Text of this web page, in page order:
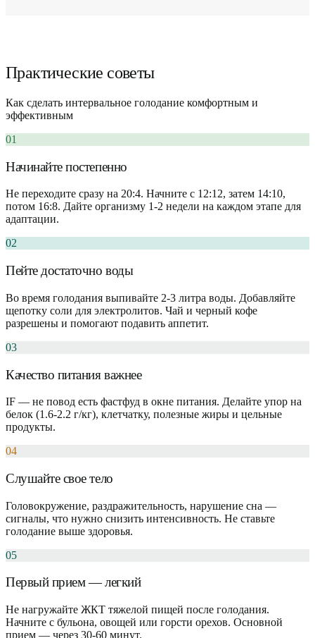
Практические советы
Как сделать интервальное голодание комфортным и
эффективным
01
Начинайте постепенно
Не переходите сразу на 20:4. Начните с 12:12, затем 14:10,
потом 16:8. Дайте организму 1-2 недели на каждом этапе для
адаптации.
02
Пейте достаточно воды
Во время голодания выпивайте 2-3 литра воды. Добавляйте
щепотку соли для электролитов. Чай и черный кофе
разрешены и помогают подавить аппетит.
03
Качество питания важнее
IF — не повод есть фастфуд в окне питания. Делайте упор на
белок (1.6-2.2 г/кг), клетчатку, полезные жиры и цельные
продукты.
04
Слушайте свое тело
Головокружение, раздражительность, нарушение сна —
сигналы, что нужно снизить интенсивность. Не ставьте
голодание выше здоровья.
05
Первый прием — легкий
Не нагружайте ЖКТ тяжелой пищей после голодания.
Начните с бульона, овощей или горсти орехов. Основной
прием — через 30-60 минут.